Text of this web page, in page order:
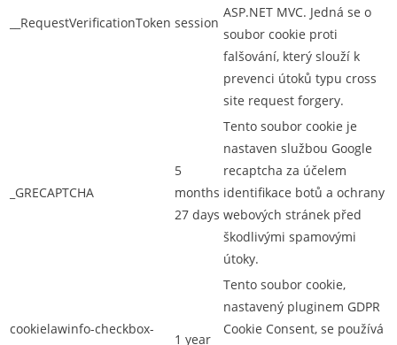
__RequestVerificationToken session
ASP.NET MVC. Jedná se o
soubor cookie proti
falšování, který slouží k
prevenci útoků typu cross
site request forgery.
_GRECAPTCHA
5
months
27 days
Tento soubor cookie je
nastaven službou Google
recaptcha za účelem
identifikace botů a ochrany
webových stránek před
škodlivými spamovými
útoky.
cookielawinfo-checkbox-
1 year
Tento soubor cookie,
nastavený pluginem GDPR
Cookie Consent, se používá